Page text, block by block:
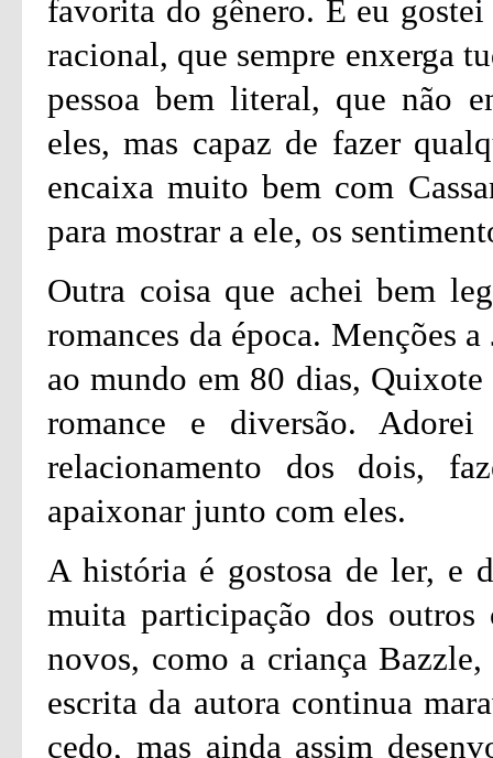
favorita do gênero. E eu
racional, que sempre enxerga
pessoa bem literal, que não
eles, mas capaz de fazer
encaixa muito bem com
para mostrar a ele, os
Outra coisa que achei bem
romances da época. Menções
ao mundo em 80 dias,
romance e diversão.
relacionamento dos dois,
apaixonar junto com eles.
A história é gostosa de ler, e
muita participação dos outros
novos, como a criança
escrita da autora continua
cedo, mas ainda assim